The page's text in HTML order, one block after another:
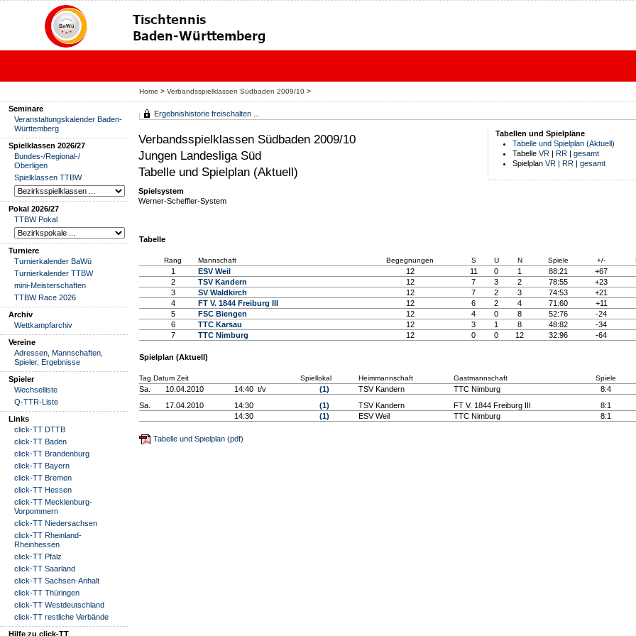
Home > Verbandsspielklassen Südbaden 2009/10 >
Seminare
Veranstaltungskalender Baden-
Württemberg
Spielklassen 2026/27
Bundes-/Regional-/
Oberligen
Spielklassen TTBW
Pokal 2026/27
TTBW Pokal
Turniere
Turnierkalender BaWü
Turnierkalender TTBW
mini-Meisterschaften
TTBW Race 2026
Archiv
Wettkampfarchiv
Vereine
Adressen, Mannschaften,
Spieler, Ergebnisse
Spieler
Wechselliste
Q-TTR-Liste
Links
click-TT DTTB
click-TT Baden
click-TT Brandenburg
click-TT Bayern
click-TT Bremen
click-TT Hessen
click-TT Mecklenburg-
Vorpommern
click-TT Niedersachsen
click-TT Rheinland-
Rheinhessen
click-TT Pfalz
click-TT Saarland
click-TT Sachsen-Anhalt
click-TT Thüringen
click-TT Westdeutschland
click-TT restliche Verbände
Hilfe zu click-TT
Ergebnishistorie freischalten ...
Verbandsspielklassen Südbaden 2009/10
Jungen Landesliga Süd
Tabelle und Spielplan (Aktuell)
Spielsystem
Werner-Scheffler-System
Tabellen und Spielpläne
Tabelle und Spielplan (Aktuell)
Tabelle VR | RR | gesamt
Spielplan VR | RR | gesamt
Tabelle
Rang Mannschaft Begegnungen S U N Spiele +/-
1 ESV Weil 12 11 0 1 88:21 +67
2
TSV Kandern 12 7 3 2 78:55 +23
3
SV Waldkirch 12 7 2 3 74:53 +21
4
FT V. 1844 Freiburg III 12 6 2 4 71:60 +11
5
FSC Biengen 12 4 0 8 52:76 -24
6
TTC Karsau 12 3 1 8 48:82 -34
7
TTC Nimburg 12 0 0 12 32:96 -64
Spielplan (Aktuell)
Tag Datum Zeit Spiellokal Heimmannschaft Gastmannschaft Spiele
Sa. 10.04.2010 14:40 t/v (1) TSV Kandern TTC Nimburg
8:4
Sa.
17.04.2010 14:30 (1) TSV Kandern FT V. 1844 Freiburg III
8:1
14:30
(1) ESV Weil TTC Nimburg 8:1
Tabelle und Spielplan (pdf)